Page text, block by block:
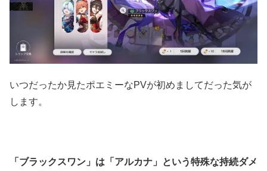
いつだったか見たポエミーなPVが初めましてだった気が
します。
「ブラックスワン」は「アルカナ」という特殊な持続ダメ